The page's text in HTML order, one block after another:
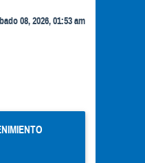
08, 2026, 01:53 am